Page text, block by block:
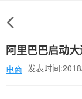
阿里巴巴启动
电商 发表时间